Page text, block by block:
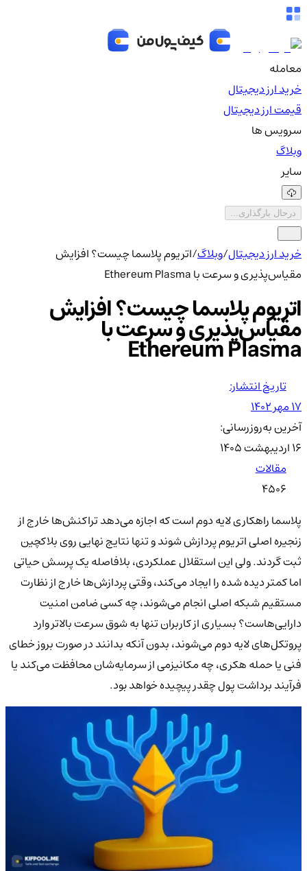
معامله
خرید ارز دیجیتال
قیمت ارز دیجیتال
سرویس ها
وبلاگ
سایر
درحال بارگذاری...
خرید ارز دیجیتال/وبلاگ/اتریوم پلاسما چیست؟ افزایش
مقیاس‌پذیری و سرعت با Ethereum Plasma
اتریوم پلاسما چیست؟ افزایش
مقیاس‌پذیری و سرعت با
Ethereum Plasma
تاریخ انتشار:
۱۷ مهر ۱۴۰۲
آخرین به‌روزرسانی:
۱۶ اردیبهشت ۱۴۰۵
مقالات
4506
پلاسما راهکاری لایه دوم است که اجازه می‌دهد تراکنش‌ها خارج از
زنجیره اصلی اتریوم پردازش شوند و تنها نتایج نهایی روی بلاکچین
ثبت گردند. ولی این استقلال عملکردی، بلافاصله یک پرسش حیاتی
اما کمتر دیده شده را ایجاد می‌کند، وقتی پردازش‌ها خارج از نظارت
مستقیم شبکه اصلی انجام می‌شوند، چه کسی ضامن امنیت
دارایی‌هاست؟ بسیاری از کاربران تنها به شوق سرعت بالاتر وارد
پروتکل‌های لایه دوم می‌شوند، بدون آنکه بدانند در صورت بروز خطای
فنی یا حمله هکری، چه مکانیزمی از سرمایه‌شان محافظت می‌کند یا
فرآیند برداشت پول چقدر پیچیده خواهد بود.